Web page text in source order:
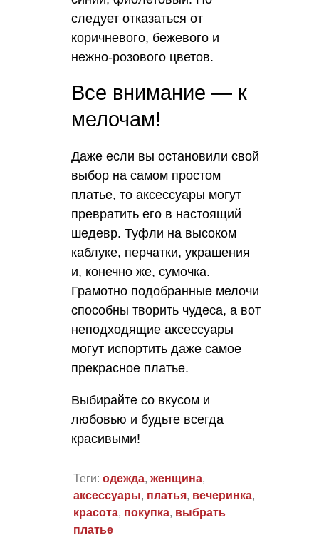
следует отказаться от
коричневого, бежевого и
нежно-розового цветов.
Все внимание — к
мелочам!
Даже если вы остановили свой
выбор на самом простом
платье, то аксессуары могут
превратить его в настоящий
шедевр. Туфли на высоком
каблуке, перчатки, украшения
и, конечно же, сумочка.
Грамотно подобранные мелочи
способны творить чудеса, а вот
неподходящие аксессуары
могут испортить даже самое
прекрасное платье.
Выбирайте со вкусом и
любовью и будьте всегда
красивыми!
Теги: одежда, женщина,
аксессуары, платья, вечеринка,
красота, покупка, выбрать
платье